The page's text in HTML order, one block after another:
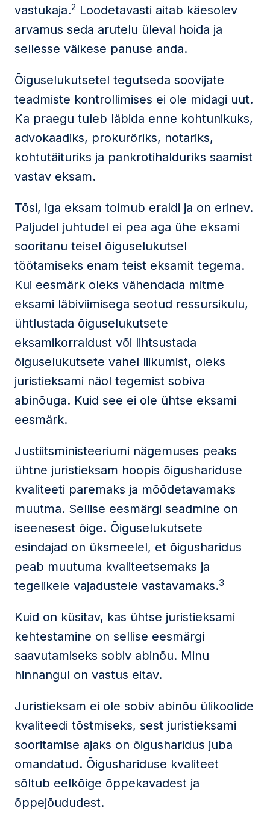
vastukaja.2 Loodetavasti aitab käesolev
arvamus seda arutelu üleval hoida ja
sellesse väikese panuse anda.
Õiguselukutsetel tegutseda soovijate
teadmiste kontrollimises ei ole midagi uut.
Ka praegu tuleb läbida enne kohtunikuks,
advokaadiks, prokuröriks, notariks,
kohtutäituriks ja pankrotihalduriks saamist
vastav eksam.
Tõsi, iga eksam toimub eraldi ja on erinev.
Paljudel juhtudel ei pea aga ühe eksami
sooritanu teisel õiguselukutsel
töötamiseks enam teist eksamit tegema.
Kui eesmärk oleks vähendada mitme
eksami läbiviimisega seotud ressursikulu,
ühtlustada õiguselukutsete
eksamikorraldust või lihtsustada
õiguselukutsete vahel liikumist, oleks
juristieksami näol tegemist sobiva
abinõuga. Kuid see ei ole ühtse eksami
eesmärk.
Justiitsministeeriumi nägemuses peaks
ühtne juristieksam hoopis õigushariduse
kvaliteeti paremaks ja mõõdetavamaks
muutma. Sellise eesmärgi seadmine on
iseenesest õige. Õiguselukutsete
esindajad on üksmeelel, et õigusharidus
peab muutuma kvaliteetsemaks ja
tegelikele vajadustele vastavamaks.3
Kuid on küsitav, kas ühtse juristieksami
kehtestamine on sellise eesmärgi
saavutamiseks sobiv abinõu. Minu
hinnangul on vastus eitav.
Juristieksam ei ole sobiv abinõu ülikoolide
kvaliteedi tõstmiseks, sest juristieksami
sooritamise ajaks on õigusharidus juba
omandatud. Õigushariduse kvaliteet
sõltub eelkõige õppekavadest ja
õppejõududest.